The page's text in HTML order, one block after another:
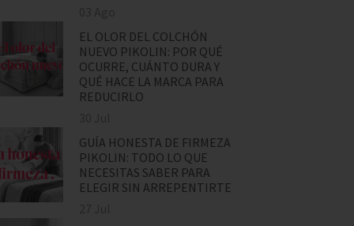
EL OLOR DEL COLCHÓN
NUEVO PIKOLIN: POR QUÉ
OCURRE, CUÁNTO DURA Y
QUÉ HACE LA MARCA PARA
REDUCIRLO
GUÍA HONESTA DE FIRMEZA
PIKOLIN: TODO LO QUE
NECESITAS SABER PARA
ELEGIR SIN ARREPENTIRTE